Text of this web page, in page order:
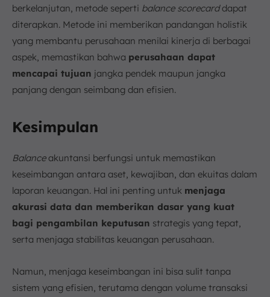
berkelanjutan, metode seperti balance scorecarddapat
diterapkan. Metode ini memberikan pandangan holistik
yang membantu perusahaan menilai kinerja di berbagai
aspek, memastikan bahwa perusahaan dapat
mencapai tujuan jangka pendek maupun jangka
panjang dengan seimbang dan efisien.
Kesimpulan
Balanceakuntansi berfungsi untuk memastikan
keseimbangan antara aset, kewajiban, dan ekuitas dalam
laporan keuangan. Hal ini penting untuk menjaga
akurasi data dan memberikan dasar yang kuat
bagi pengambilan keputusan strategis yang tepat,
serta menjaga stabilitas keuangan perusahaan.
Namun, menjaga keseimbangan ini bisa sulit tanpa
sistem yang efisien, terutama dengan volume transaksi